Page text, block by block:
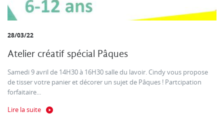
28/03/22
Atelier créatif spécial Pâques
Samedi 9 avril de 14H30 à 16H30 salle du lavoir. Cindy vous propose
de tisser votre panier et décorer un sujet de Pâques ! Partcipation
forfaitaire...
Lire la suite